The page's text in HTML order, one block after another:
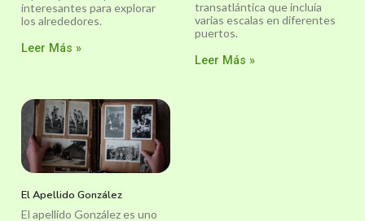
interesantes para explorar
los alrededores.
Leer Más »
transatlántica que incluía
varias escalas en diferentes
puertos.
Leer Más »
El Apellido González
El apellido González es uno